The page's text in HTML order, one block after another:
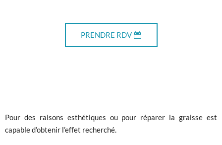
PRENDRE RDV
Pour des raisons esthétiques ou pour réparer la graisse est
capable d’obtenir l’effet recherché.